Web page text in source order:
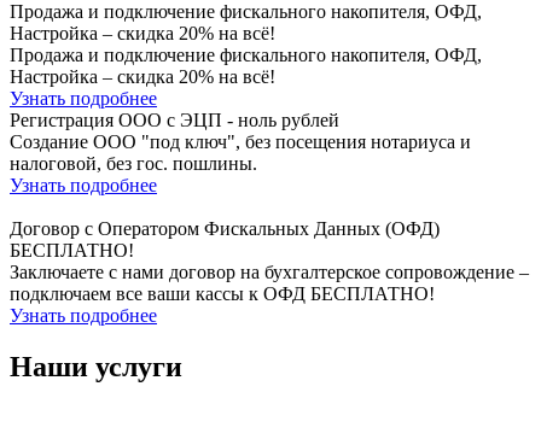
Продажа и подключение фискального накопителя, ОФД,
Настройка – скидка 20% на всё!
Продажа и подключение фискального накопителя, ОФД,
Настройка – скидка 20% на всё!
Узнать подробнее
Регистрация ООО с ЭЦП - ноль рублей
Создание ООО "под ключ", без посещения нотариуса и
налоговой, без гос. пошлины.
Узнать подробнее
Договор с Оператором Фискальных Данных (ОФД)
БЕСПЛАТНО!
Заключаете с нами договор на бухгалтерское сопровождение –
подключаем все ваши кассы к ОФД БЕСПЛАТНО!
Узнать подробнее
Наши услуги